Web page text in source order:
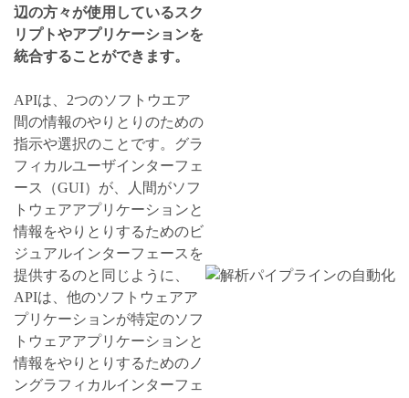
辺の方々が使用しているスク
リプトやアプリケーションを
統合することができます。
APIは、2つのソフトウエア
間の情報のやりとりのための
指示や選択のことです。グラ
フィカルユーザインターフェ
ース（GUI）が、人間がソフ
トウェアアプリケーションと
情報をやりとりするためのビ
ジュアルインターフェースを
提供するのと同じように、
APIは、他のソフトウェアア
プリケーションが特定のソフ
トウェアアプリケーションと
情報をやりとりするためのノ
ングラフィカルインターフェ